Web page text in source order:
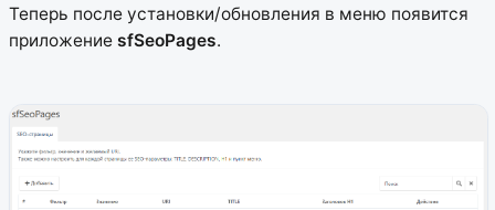
Теперь после установки/обновления в меню появится
приложение sfSeoPages.